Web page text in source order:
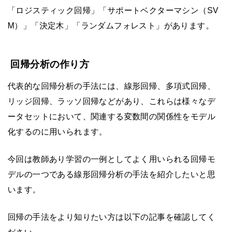
「ロジスティック回帰」「サポートベクターマシン（SV
M）」「決定木」「ランダムフォレスト」があります。
回帰分析の作り方
代表的な回帰分析の手法には、線形回帰、多項式回帰、
リッジ回帰、ラッソ回帰などがあり、これらは様々なデ
ータセットにおいて、関連する変数間の関係性をモデル
化するのに用いられます。
今回は教師あり学習の一例としてよく用いられる回帰モ
デルの一つである線形回帰分析の手法を紹介したいと思
います。
回帰の手法をより知りたい方は以下の記事を確認してく